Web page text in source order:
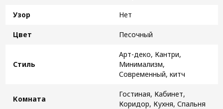
Узор Нет
Цвет Песочный
Стиль
Арт-деко, Кантри,
Минимализм,
Современный, китч
Комната
Гостиная, Кабинет,
Коридор, Кухня, Спальня